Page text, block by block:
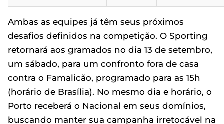
Ambas as equipes já têm seus próximos
desafios definidos na competição. O Sporting
retornará aos gramados no dia 13 de setembro,
um sábado, para um confronto fora de casa
contra o Famalicão, programado para as 15h
(horário de Brasília). No mesmo dia e horário, o
Porto receberá o Nacional em seus domínios,
buscando manter sua campanha irretocável na